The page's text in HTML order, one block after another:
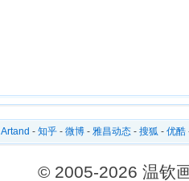
Artand - 知乎 - 微博 - 雅昌动态 - 搜狐 - 优酷
© 2005-2026 温钦